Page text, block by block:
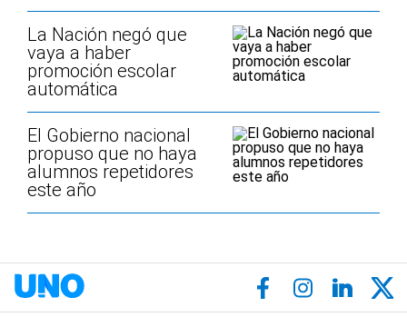
La Nación negó que
vaya a haber
promoción escolar
automática
El Gobierno nacional
propuso que no haya
alumnos repetidores
este año